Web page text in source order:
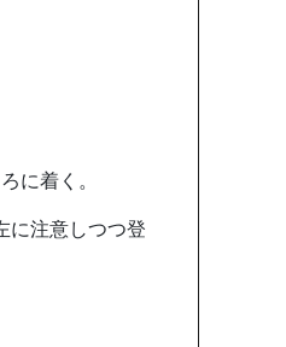
に着く。
に注意しつつ登